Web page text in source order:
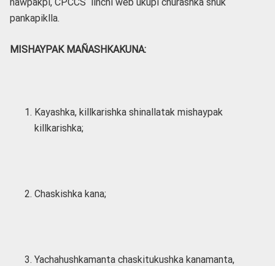
pankapiklla.
MISHAYPAK MAÑASHKAKUNA:
Kayashka, killkarishka shinallatak mishaypak
killkarishka;
Chaskishka kana;
Yachahushkamanta chaskitukushka kanamanta,